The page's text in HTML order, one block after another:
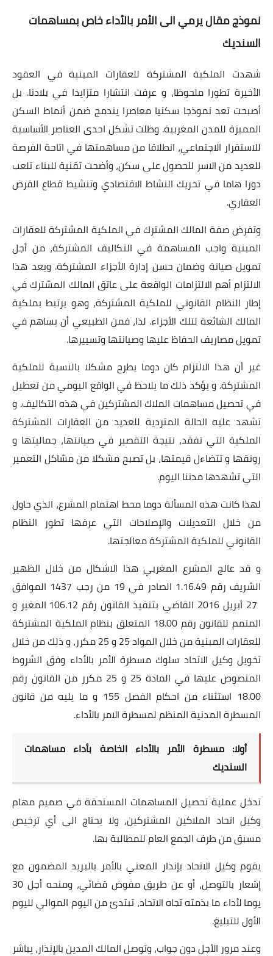
نموذج مقال يرمي الى الأمر بالأداء خاص بمساهمات
السنديك
شهدت الملكية المشتركة للعقارات المبنية في العقود
الأخيرة تطورا ملحوظا، و عرفت انتشارا متزايدا في بلادنا. بل
أصبحت تعد نموذجا سكنيا معاصرا يندمج ضمن أنماط السكن
المميزة للمدن المغربية. وظلت تشكل احدى العناصر الأساسية
للاستقرار الاجتماعي، انطلاقا من مساهمتها في اتاحة الفرصة
للعديد من الاسر للحصول على سكن، وأضحت تقنية للبناء تلعب
دورا هاما في تحريك النشاط الاقتصادي وتنشيط قطاع القرض
العقاري.
وتفرض صفة المالك المشترك في الملكية المشتركة للعقارات
المبنية واجب المساهمة في التكاليف المشتركة، من أجل
تمويل صيانة وضمان حسن إدارة الأجزاء المشتركة. ويعد هذا
الالتزام أهم الالتزامات الواقعة على عاتق المالك المشترك في
إطار النظام القانوني للملكية المشتركة، وهو يرتبط بملكية
المالك الشائعة لتلك الأجزاء. لذا، فمن الطبيعي أن يساهم في
تمويل مصاريف الحفاظ عليها وصيانتها وتسييرها.
غير أن هذا الالتزام كان دوما يطرح مشكلا بالنسبة للملكية
المشتركة. و يؤكد ذلك ما يلاحظ في الواقع اليومي من تعطيل
في تحصيل مساهمات الملاك المشتركين في هذه التكاليف. و
تشهد عليه الحالة المتردية للعديد من العقارات المشتركة
الملكية التي تفقد، نتيجة التقصير في صيانتها، جماليتها و
رونقها و تتضاءل قيمتها، بل تصبح مشكلا من مشاكل التعمير
التي تشهدها مدننا اليوم.
لهذا كانت هذه المسألة دوما محط اهتمام المشرع، الذي حاول
من خلال التعديلات والإصلاحات التي عرفها تطور النظام
القانوني للملكية المشتركة معالجتها.
و قد عالج المشرع المغربي هذا الاشكال من خلال الظهير
الشريف رقم 1.16.49 الصادر في 19 من رجب 1437 الموافق
27 أبريل 2016 القاضي بتنفيذ القانون رقم 106.12 المغير و
المتمم للقانون رقم 18.00 المتعلق بنظام الملكية المشتركة
للعقارات المبنية من خلال المواد 25 و 25 مكرر، و ذلك من خلال
تخويل وكيل الاتحاد سلوك مسطرة الأمر بالأداء وفق الشروط
المنصوص عليها في المادة 25 و 25 مكرر من القانون رقم
18.00 استثناء من احكام الفصل 155 و ما يليه من قانون
المسطرة المدنية المنظم لمسطرة الامر بالأداء.
أولا: مسطرة الأمر بالأداء الخاصة بأداء مساهمات
السنديك
تدخل عملية تحصيل المساهمات المستحقة في صميم مهام
وكيل اتحاد الملاكين المشتركين، ولا يحتاج الى أي ترخيص
مسبق من طرف الجمع العام للمطالبة بها.
يقوم وكيل الاتحاد بإنذار المعني بالأمر بالبريد المضمون مع
إشعار بالتوصل، أو عن طريق مفوض قضائي، ومنحه أجل 30
يوما لأداء ما بذمته تجاه الاتحاد، تبتدئ من اليوم الموالي لليوم
الأول للتبليغ.
وعند مرور الأجل دون جواب، وتوصل المالك المدين بالإنذار، يباشر